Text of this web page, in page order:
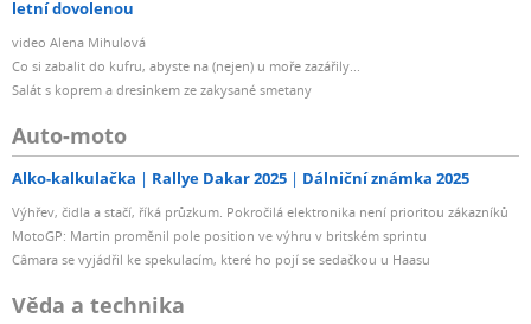
letní dovolenou
video Alena Mihulová
Co si zabalit do kufru, abyste na (nejen) u moře zazářily...
Salát s koprem a dresinkem ze zakysané smetany
Auto-moto
Alko-kalkulačka Rallye Dakar 2025 Dálniční známka 2025
Výhřev, čidla a stačí, říká průzkum. Pokročilá elektronika není prioritou zákazníků
MotoGP: Martin proměnil pole position ve výhru v britském sprintu
Câmara se vyjádřil ke spekulacím, které ho pojí se sedačkou u Haasu
Věda a technika